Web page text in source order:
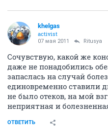
khelgas
activist
07 мая 2011 Ritusya
Сочувствую, какой же
даже не понадобились
запаслась на случай
единовременно ставили
не было отеков, на мой
неприятная и
ОТВЕТИТЬ